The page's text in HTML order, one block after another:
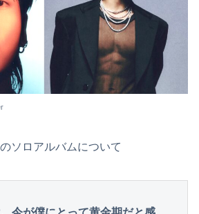
ソロアルバムについて